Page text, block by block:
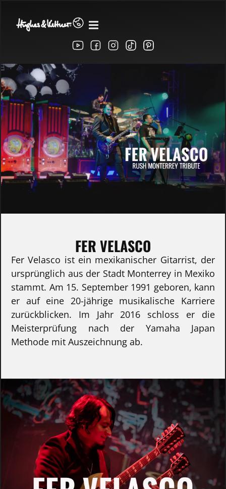
FER VELASCO
Fer Velasco ist ein mexikanischer Gitarrist, der
ursprünglich aus der Stadt Monterrey in Mexiko
stammt. Am 15. September 1991 geboren, kann
er auf eine 20-jährige musikalische Karriere
zurückblicken. Im Jahr 2016 schloss er die
Meisterprüfung nach der Yamaha Japan
Methode mit Auszeichnung ab.